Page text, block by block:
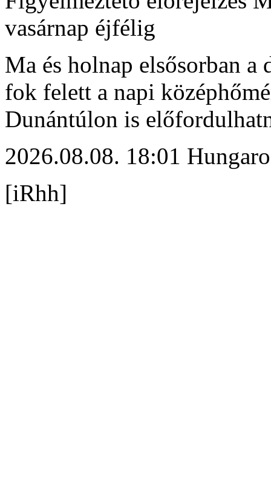
vasárnap éjfélig
Ma és holnap elsősorban
fok felett a napi
Dunántúlon is
2026.08.08. 18:01
[iRhh]